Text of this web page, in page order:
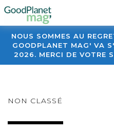
NOUS SOMMES AU
GOODPLANET MAG' VA
2026. MERCI DE VOTRE
NON CLASSÉ